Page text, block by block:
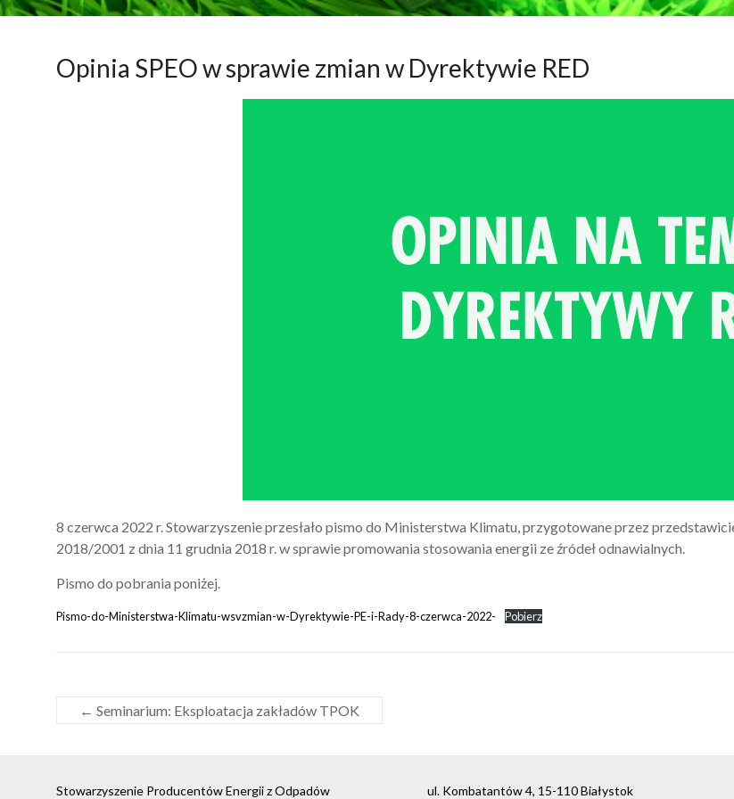
Opinia SPEO w sprawie zmian w Dyrektywie RED
8 czerwca 2022 r. Stowarzyszenie przesłało pismo do Ministerstwa Klimatu, przygotowane przez
2018/2001 z dnia 11 grudnia 2018 r. w sprawie promowania stosowania energii ze źródeł odnawialnych.
Pismo do pobrania poniżej.
Pismo-do-Ministerstwa-Klimatu-wsvzmian-w-Dyrektywie-PE-i-Rady-8-czerwca-2022- Pobierz
← Seminarium: Eksploatacja zakładów TPOK
Stowarzyszenie Producentów Energii z Odpadów
ul. Kombatantów 4, 15-110 Białystok